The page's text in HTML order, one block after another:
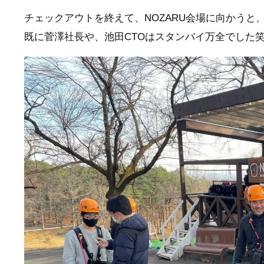
チェックアウトを終えて、NOZARU会場に向かうと
既に菅澤社長や、池田CTOはスタンバイ万全でした